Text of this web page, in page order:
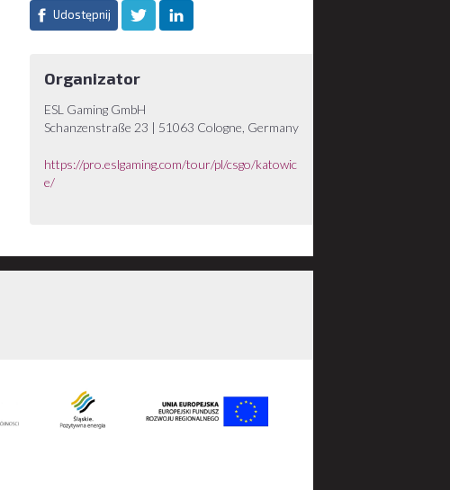
Udostępnij
Organizator
ESL Gaming GmbH
Schanzenstraße 23 | 51063 Cologne, Germany
https://pro.eslgaming.com/tour/pl/csgo/katowic
e/